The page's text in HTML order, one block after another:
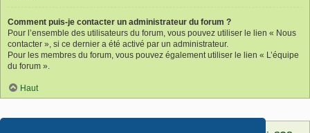
Comment puis-je contacter un administrateur du forum ?
Pour l’ensemble des utilisateurs du forum, vous pouvez utiliser le lien « Nous
contacter », si ce dernier a été activé par un administrateur.
Pour les membres du forum, vous pouvez également utiliser le lien « L’équipe
du forum ».
Haut